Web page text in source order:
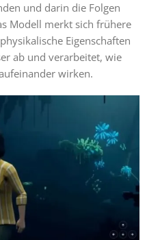
und darin die Folgen
Modell merkt sich frühere
Eigenschaften
ab und verarbeitet, wie
wirken.